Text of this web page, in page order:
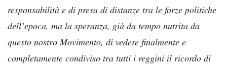
responsabilità e di presa di distanze tra le forze politiche
dell’epoca, ma la speranza, già da tempo nutrita da
questo nostro Movimento, di vedere finalmente e
completamente condiviso tra tutti i reggini il ricordo di